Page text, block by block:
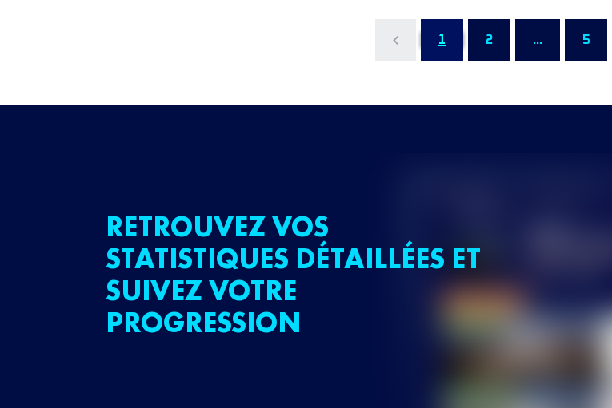
1 2 ... 5
RETROUVEZ VOS
STATISTIQUES DÉTAILLÉES ET
SUIVEZ VOTRE
PROGRESSION